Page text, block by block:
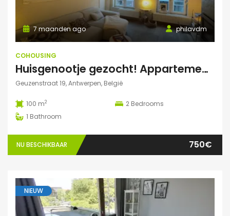
philavdm
7 maanden ago
COHOUSING
Huisgenootje gezocht! Appartement aan het Marnixplein, Antwerpen Zuid
Geuzenstraat 19, Antwerpen, België
100 m2 2 Bedrooms
1 Bathroom
NU BESCHIKBAAR 750€
NIEUW